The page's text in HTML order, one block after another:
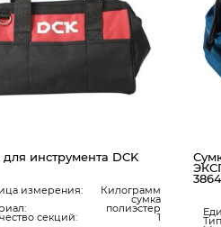
инструмента DCK
измерения: Килограмм
сумка
полиэстер
секций: 1